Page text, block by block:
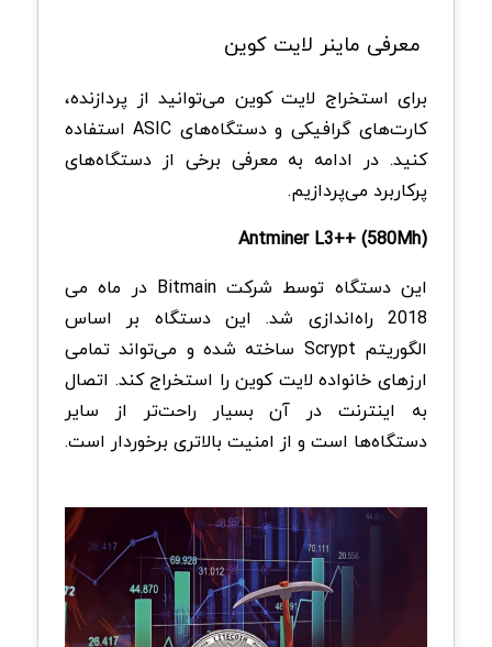
معرفی ماینر لایت کوین
برای استخراج لایت کوین می‌توانید از پردازنده،
کارت‌های گرافیکی و دستگاه‌های ASIC استفاده
کنید. در ادامه به معرفی برخی از دستگاه‌های
پرکاربرد می‌پردازیم.
Antminer L3++ (580Mh)
این دستگاه توسط شرکت Bitmain در ماه می
2018 راه‌اندازی شد. این دستگاه بر اساس
الگوریتم Scrypt ساخته شده و می‌تواند تمامی
ارزهای خانواده لایت کوین را استخراج کند. اتصال
به اینترنت در آن بسیار راحت‌تر از سایر
دستگاه‌ها است و از امنیت بالاتری برخوردار است.